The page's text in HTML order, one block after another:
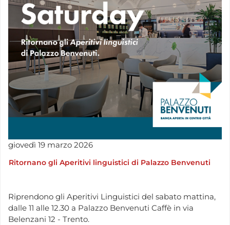
giovedì 19 marzo 2026
Ritornano gli Aperitivi linguistici di Palazzo Benvenuti
Riprendono gli Aperitivi Linguistici del sabato mattina,
dalle 11 alle 12.30 a Palazzo Benvenuti Caffè in via
Belenzani 12 - Trento.